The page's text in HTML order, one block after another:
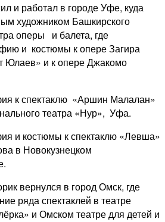
и работал в городе Уфе, куда
художником Башкирского
оперы и балета, где
и костюмы к опере Загира
Юлаев» и к опере Джакомо
к спектаклю «Аршин Малалан»
театра «Нур», Уфа.
и костюмы к спектаклю «Левша»
в Новокузнецком
вернулся в город Омск, где
ряда спектаклей в театре
и Омском театре для детей и